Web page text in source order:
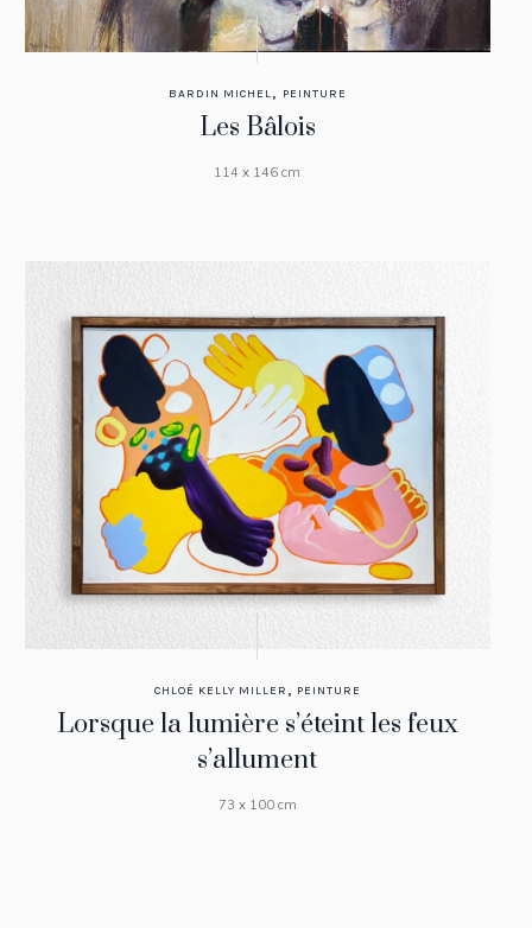
BARDIN MICHEL, PEINTURE
Les Bâlois
114 x 146 cm
CHLOÉ KELLY MILLER , PEINTURE
Lorsque la lumière s’éteint les feux
s’allument
73 x 100 cm